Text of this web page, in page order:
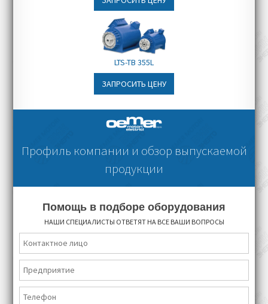
Срок доставки:в зависимости от
уровня оснащения, от 2 до 3 месяцев
LTS-TB 355L
ЗАПРОСИТЬ ЦЕНУ
Профиль компании и обзор выпускаемой
продукции
Помощь в подборе оборудования
НАШИ СПЕЦИАЛИСТЫ ОТВЕТЯТ НА ВСЕ ВАШИ ВОПРОСЫ